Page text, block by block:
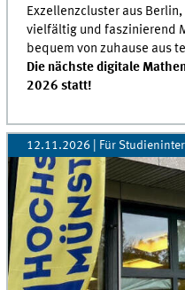
Exzellenzcluster aus
vielfältig und faszinierend
bequem von zuhause aus
Die nächste digitale
2026 statt!
12.11.2026 | Für